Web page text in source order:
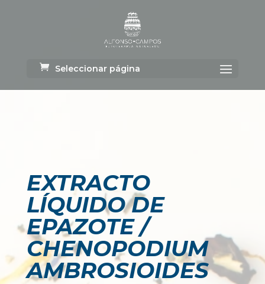
Seleccionar página
EXTRACTO
LÍQUIDO DE
EPAZOTE /
CHENOPODIUM
AMBROSIOIDES